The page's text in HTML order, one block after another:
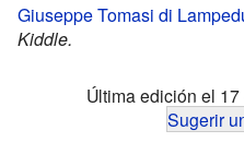
Giuseppe Tomasi di
Kiddle.
Última edición el
Sugerir